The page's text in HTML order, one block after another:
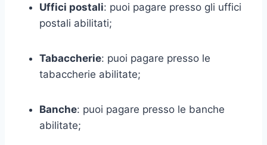
Uffici postali: puoi pagare presso gli uffici
postali abilitati;
Tabaccherie: puoi pagare presso le
tabaccherie abilitate;
Banche: puoi pagare presso le banche
abilitate;